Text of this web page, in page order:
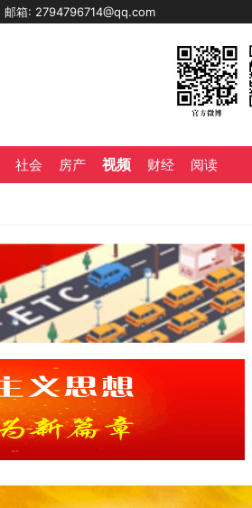
邮箱: 2794796714@qq.com
社会 房产 视频 财经 阅读